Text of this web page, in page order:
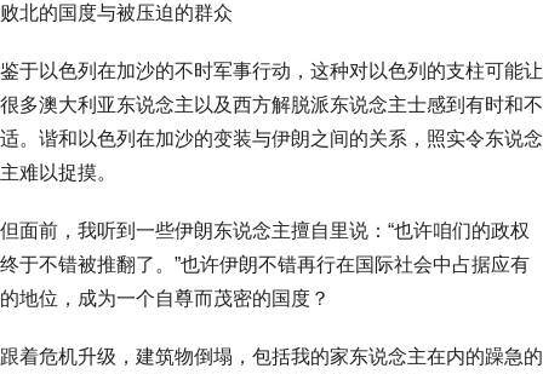
败北的国度与被压迫的群众
鉴于以色列在加沙的不时军事行动，这种对以色列的支柱可能让
很多澳大利亚东说念主以及西方解脱派东说念主士感到有时和不
适。谐和以色列在加沙的变装与伊朗之间的关系，照实令东说念
主难以捉摸。
但面前，我听到一些伊朗东说念主擅自里说：“也许咱们的政权
终于不错被推翻了。”也许伊朗不错再行在国际社会中占据应有
的地位，成为一个自尊而茂密的国度？
跟着危机升级，建筑物倒塌，包括我的家东说念主在内的躁急的